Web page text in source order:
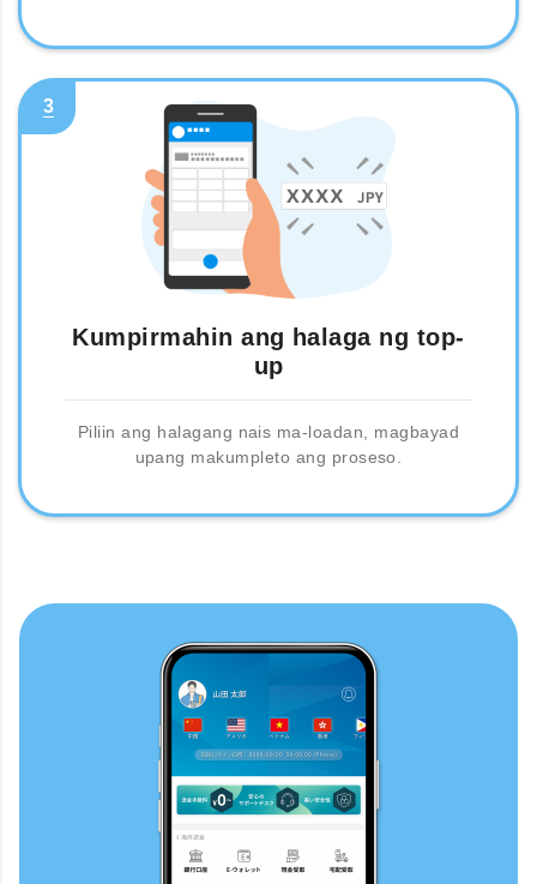
3
Kumpirmahin ang halaga ng top-
up
Piliin ang halagang nais ma-loadan, magbayad
upang makumpleto ang proseso.